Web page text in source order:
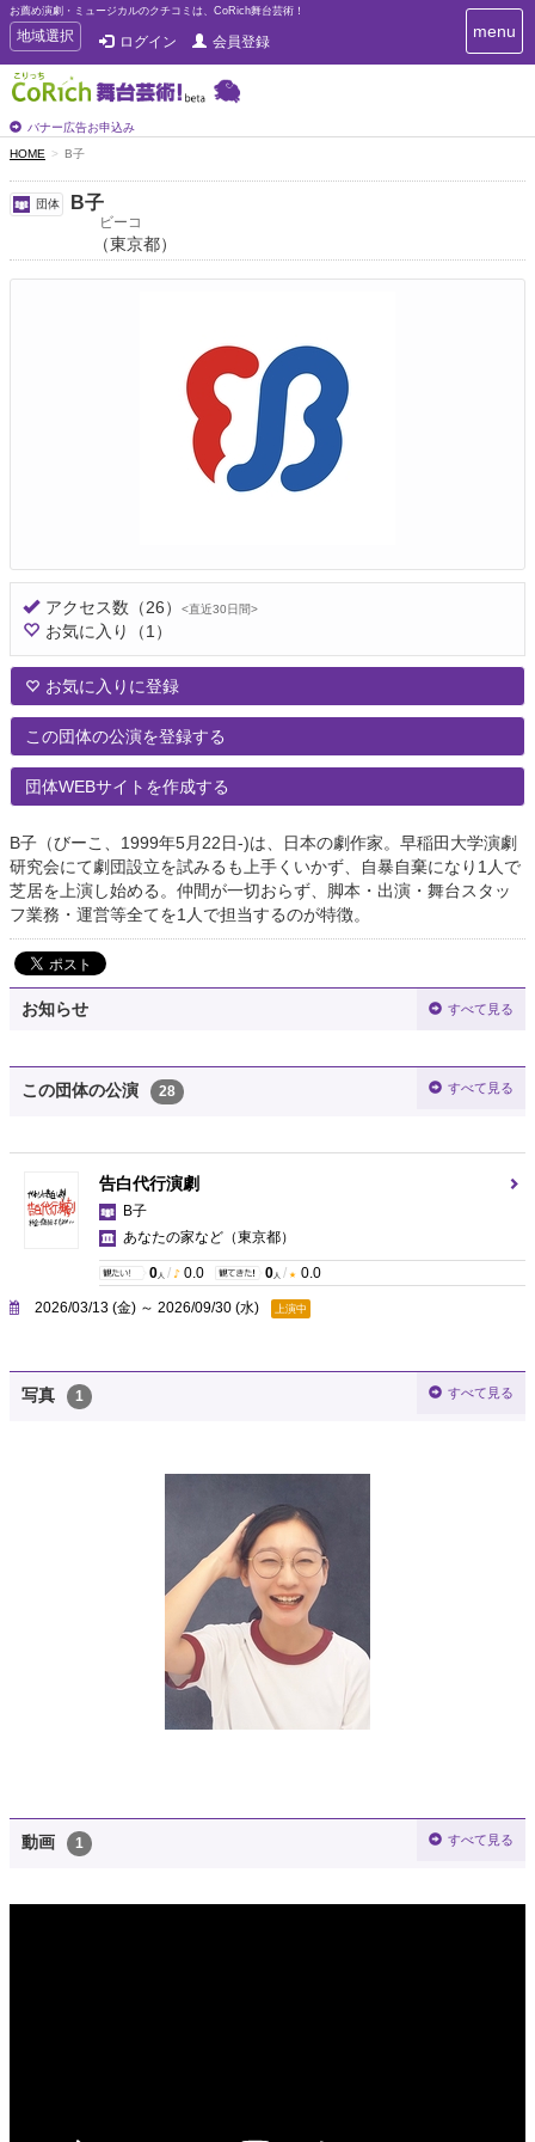
お薦め演劇・ミュージカルのクチコミは、CoRich舞台芸術！
T
o
g
g
e
n
a
v
i
a
t
地域選択 ログイン 会員登録
バナー広告お申込み
T
o
menu
HOME B子
団体 B子
ビーコ
（東京都）
アクセス数 （26） <直近30日間>
お気に入り （1）
お気に入りに登録
この団体の公演を登録する
団体WEBサイトを作成する
B子（びーこ、1999年5月22日-)は、日本の劇作家。早稲田大学演劇
研究会にて劇団設立を試みるも上手くいかず、自暴自棄になり1人で
芝居を上演し始める。仲間が一切おらず、脚本・出演・舞台スタッ
フ業務・運営等全てを1人で担当するのが特徴。
お知らせ すべて見る
この団体の公演 28 すべて見る
告白代行演劇
B子
あなたの家など （東京都）
0 人 / 0.0 0 人 / 0.0
2026/03/13 (金) ～ 2026/09/30 (水) 上演中
写真 1 すべて見る
動画 1 すべて見る